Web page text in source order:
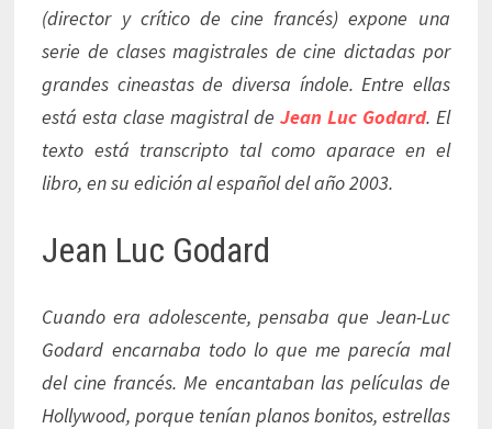
(director y crítico de cine francés) expone una
serie de clases magistrales de cine dictadas por
grandes cineastas de diversa índole. Entre ellas
está esta clase magistral de Jean Luc Godard. El
texto está transcripto tal como aparace en el
libro, en su edición al español del año 2003.
Jean Luc Godard
Cuando era adolescente, pensaba que Jean-Luc
Godard encarnaba todo lo que me parecía mal
del cine francés. Me encantaban las películas de
Hollywood, porque tenían planos bonitos, estrellas